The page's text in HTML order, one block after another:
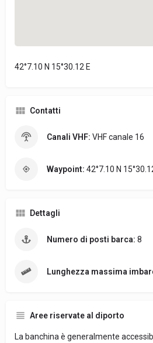
42°7.10 N 15°30.12 E
Contatti
Canali VHF: VHF canale 16
Waypoint: 42°7.10 N
Dettagli
Numero di posti barca: 8
Lunghezza massima
Aree riservate al diporto
La banchina è generalmente